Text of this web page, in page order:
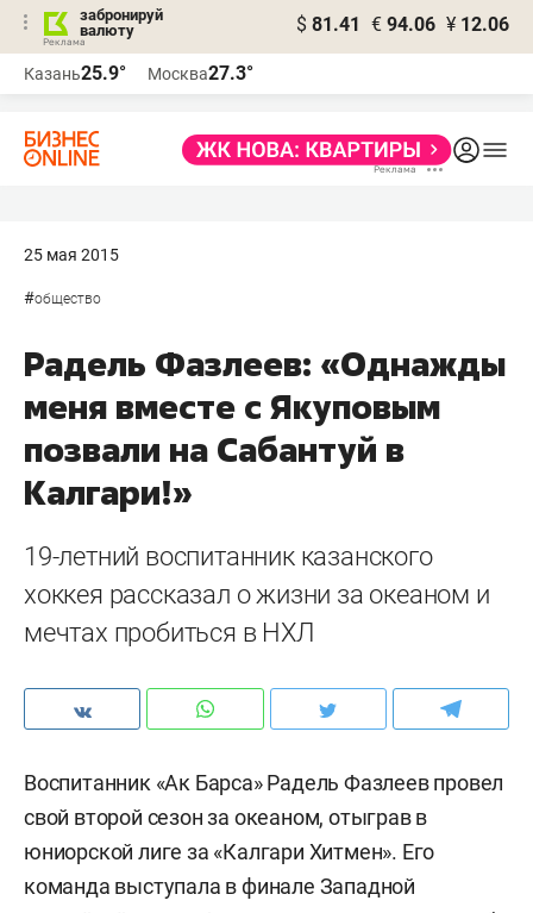
забронируй
валюту
$ 81.41 € 94.06 ¥ 12.06
Казань25.9° Москва27.3°
25 мая 2015
#общество
Радель Фазлеев: «Однажды
меня вместе с Якуповым
позвали на Сабантуй в
Калгари!»
19-летний воспитанник казанского
хоккея рассказал о жизни за океаном и
мечтах пробиться в НХЛ
Воспитанник «Ак Барса» Радель Фазлеев провел
свой второй сезон за океаном, отыграв в
юниорской лиге за «Калгари Хитмен». Его
команда выступала в финале Западной